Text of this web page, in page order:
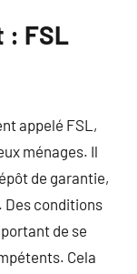
: FSL
appelé FSL,
ménages. Il
de garantie,
Des conditions
de se
Cela